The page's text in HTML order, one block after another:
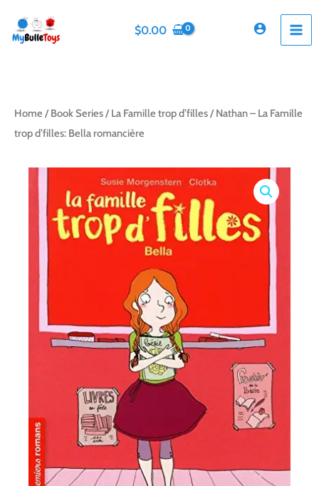
content
$0.00
Home / Book Series/ La Famille trop d’filles/ Nathan – La Famille
trop d’filles: Bella romancière